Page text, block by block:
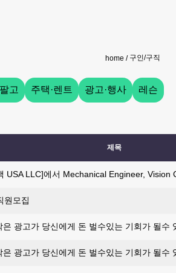
home 구인/구직
고 주택·렌트 광고·행사 레슨
제목
USA LLC]에서 Mechanical Engineer, Vision
원모집
은 광고가 당신에게 돈 벌수있는 기회가 될수
은 광고가 당신에게 돈 벌수있는 기회가 될수